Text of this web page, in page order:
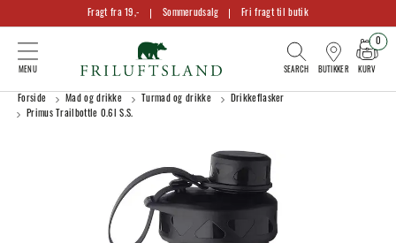
Fragt fra 19,- Sommerudsalg Fri fragt til butik
BUTIKKER KURV
0
Forside Mad og drikke Turmad og drikke
Drikkeflasker
Primus Trailbottle 0.6l S.S.